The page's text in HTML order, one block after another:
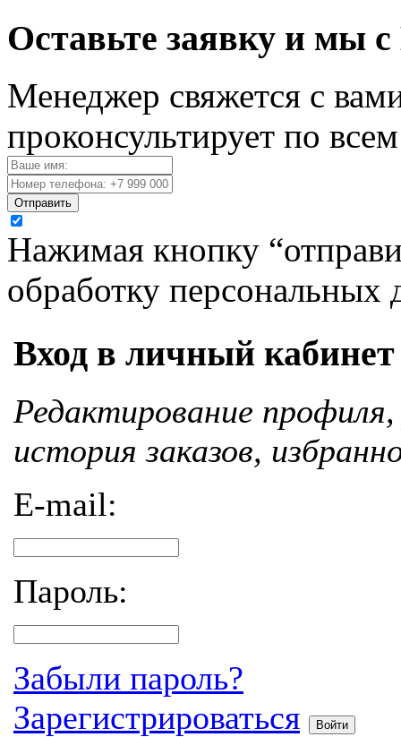
Оставьте заявку и мы
Менеджер свяжется с
проконсультирует по
Отправить
Нажимая кнопку
обработку персональных
Вход в личный кабинет
Редактирование
история заказов,
E-mail:
Пароль:
Забыли пароль?
Зарегистрироваться
Войти